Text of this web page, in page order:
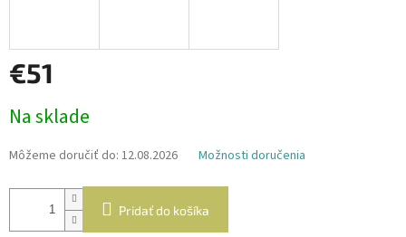
€51
cena:
Na sklade
Môžeme doručiť do: 12.08.2026 Možnosti doručenia
Pridať do košíka